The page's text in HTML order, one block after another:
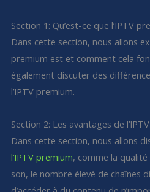
Section 1: Qu’est-ce que l’IPTV
Dans cette section, nous allons
premium est et comment cela
également discuter des
l’IPTV premium.
Section 2: Les avantages de
Dans cette section, nous allons
l’IPTV premium, comme la
son, le nombre élevé de chaînes